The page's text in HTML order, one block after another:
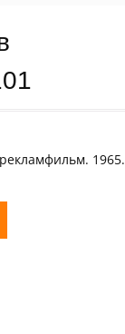
1965.